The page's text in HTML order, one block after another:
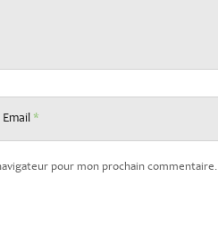
Email*
pour mon prochain commentaire.